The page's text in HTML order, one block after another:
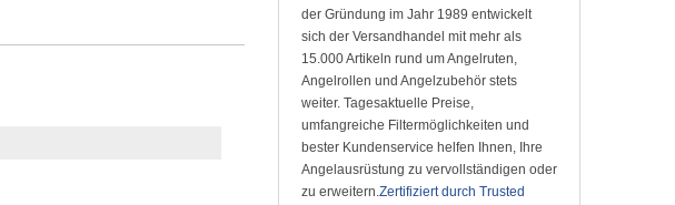
der Gründung im Jahr 1989 entwickelt
sich der Versandhandel mit mehr als
15.000 Artikeln rund um Angelruten,
Angelrollen und Angelzubehör stets
weiter. Tagesaktuelle Preise,
umfangreiche Filtermöglichkeiten und
bester Kundenservice helfen Ihnen, Ihre
Angelausrüstung zu vervollständigen oder
zu erweitern.Zertifiziert durch Trusted